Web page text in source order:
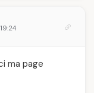
ma page